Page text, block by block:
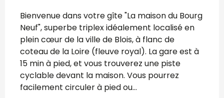
Description
Bienvenue dans votre gîte "La maison du Bourg
Neuf", superbe triplex idéalement localisé en
plein cœur de la ville de Blois, à flanc de
coteau de la Loire (fleuve royal). La gare est à
15 min à pied, et vous trouverez une piste
cyclable devant la maison. Vous pourrez
facilement circuler à pied ou...